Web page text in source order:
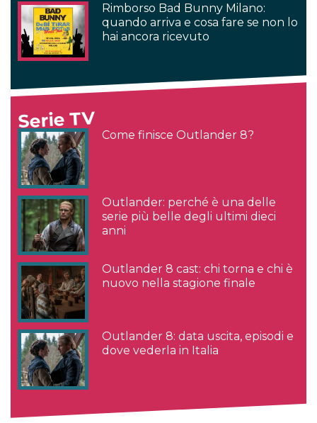
Rimborso Bad Bunny Milano:
quando arriva e cosa fare se non lo
hai ancora ricevuto
Serie TV
Come finisce Outlander 8?
Outlander: perché è una delle
serie più belle degli ultimi dieci
anni
Outlander 8 cast: chi torna e chi è
nuovo nella stagione finale
Outlander 8: data uscita, episodi e
dove vederla in Italia